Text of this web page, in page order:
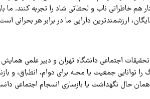
هم خاطراتی ناب و لحظاتی شاد را تجربه کنند. ما
ارزشمندترین دارایی ما در برابر هر بحرانی
اجتماعی دانشگاه تهران و دبیر علمی همایش
توانایی جمعیت یا محله برای دوام، انطباق، و
حال نگهداشت یا بازسازی انسجام اجتماعی